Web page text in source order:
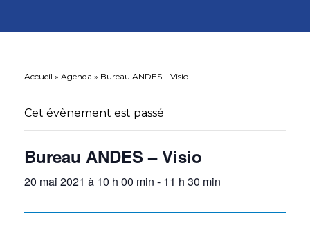
Accueil » Agenda » Bureau ANDES – Visio
Cet évènement est passé
Bureau ANDES – Visio
20 mai 2021 à 10 h 00 min - 11 h 30 min